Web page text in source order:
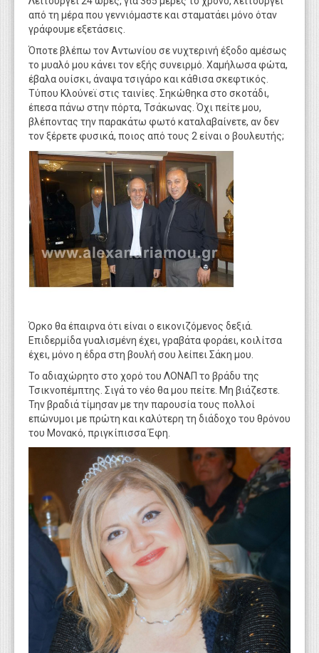
από τη μέρα που γεννιόμαστε και σταματάει μόνο όταν
γράφουμε εξετάσεις.
Όποτε βλέπω τον Αντωνίου σε νυχτερινή έξοδο αμέσως
το μυαλό μου κάνει τον εξής συνειρμό. Χαμήλωσα φώτα,
έβαλα ουίσκι, άναψα τσιγάρο και κάθισα σκεφτικός.
Τύπου Κλούνεϊ στις ταινίες. Σηκώθηκα στο σκοτάδι,
έπεσα πάνω στην πόρτα, Τσάκωνας. Όχι πείτε μου,
βλέποντας την παρακάτω φωτό καταλαβαίνετε, αν δεν
τον ξέρετε φυσικά, ποιος από τους 2 είναι ο βουλευτής;
Όρκο θα έπαιρνα ότι είναι ο εικονιζόμενος δεξιά.
Επιδερμίδα γυαλισμένη έχει, γραβάτα φοράει, κοιλίτσα
έχει, μόνο η έδρα στη βουλή σου λείπει Σάκη μου.
Το αδιαχώρητο στο χορό του ΛΟΝΑΠ το βράδυ της
Τσικνοπέμπτης. Σιγά το νέο θα μου πείτε. Μη βιάζεστε.
Την βραδιά τίμησαν με την παρουσία τους πολλοί
επώνυμοι με πρώτη και καλύτερη τη διάδοχο του θρόνου
του Μονακό, πριγκίπισσα Έφη.